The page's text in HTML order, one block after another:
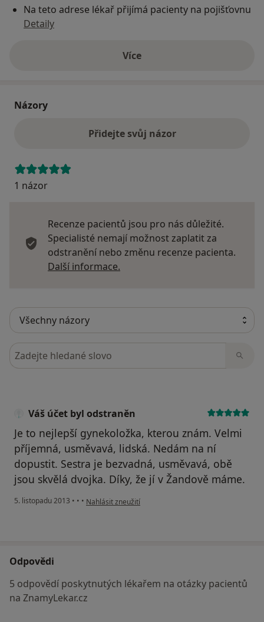
Na teto adrese lékař přijímá pacienty na pojišťovnu
Detaily
Víceo adrese
Názory
Přidejte svůj názor
1 názor
Recenze pacientů jsou pro nás důležité.
Specialisté nemají možnost zaplatit za
odstranění nebo změnu recenze pacienta.
Další informace.
Hledejte v názorech
Váš účet byl odstraněn
Je to nejlepší gynekoložka, kterou znám. Velmi
příjemná, usměvavá, lidská. Nedám na ní
dopustit. Sestra je bezvadná, usměvavá, obě
jsou skvělá dvojka. Díky, že jí v Žandově máme.
5. listopadu 2013 • • • podle názoru uživatele Váš účet byl odstraněn
Nahlásit zneužití
Odpovědi
5 odpovědí poskytnutých lékařem na otázky pacientů
na ZnamyLekar.cz